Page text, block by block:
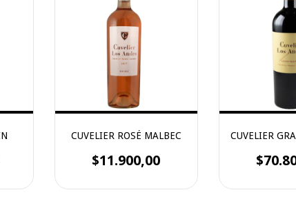
CUVELIER ROSÉ MALBEC
$11.900,00
CUVELIER